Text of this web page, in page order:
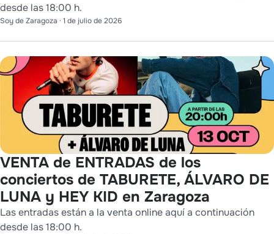
desde las 18:00 h.
Soy de Zaragoza · 1 de julio de 2026
VENTA de ENTRADAS de los
conciertos de TABURETE, ÁLVARO DE
LUNA y HEY KID en Zaragoza
Las entradas están a la venta online aquí a continuación
desde las 18:00 h.